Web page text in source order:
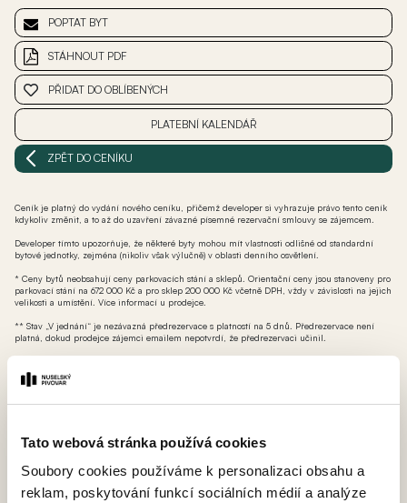
Tato webová stránka používá cookies
Soubory cookies používáme k personalizaci obsahu a
reklam, poskytování funkcí sociálních médií a analýze
POPTAT BYT
STÁHNOUT PDF
PŘIDAT DO OBLÍBENÝCH
PLATEBNÍ KALENDÁŘ
ZPĚT DO CENÍKU
Ceník je platný do vydání nového ceníku, přičemž developer si vyhrazuje právo tento ceník
kdykoliv změnit, a to až do uzavření závazné písemné rezervační smlouvy se zájemcem.
Developer tímto upozorňuje, že některé byty mohou mít vlastnosti odlišné od standardní
bytové jednotky, zejména (nikoliv však výlučně) v oblasti denního osvětlení.
* Ceny bytů neobsahují ceny parkovacích stání a sklepů. Orientační ceny jsou stanoveny pro
parkovací stání na 672 000 Kč a pro sklep 200 000 Kč včetně DPH, vždy v závislosti na jejich
velikosti a umístění. Více informací u prodejce.
** Stav „V jednání“ je nezávazná předrezervace s platností na 5 dnů. Předrezervace není
platná, dokud prodejce zájemci emailem nepotvrdí, že předrezervaci učinil.
možností odpočtu DPH).
ZPĚT DO CENÍKU